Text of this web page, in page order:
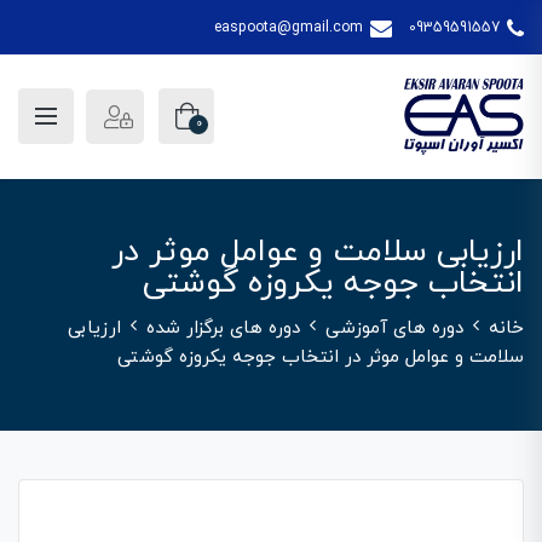
09359591557
easpoota@gmail.com
0
ارزیابی سلامت و عوامل موثر در
انتخاب جوجه یکروزه گوشتی
خانه دوره های آموزشی دوره های برگزار شده
ارزیابی
سلامت و عوامل موثر در انتخاب جوجه یکروزه گوشتی